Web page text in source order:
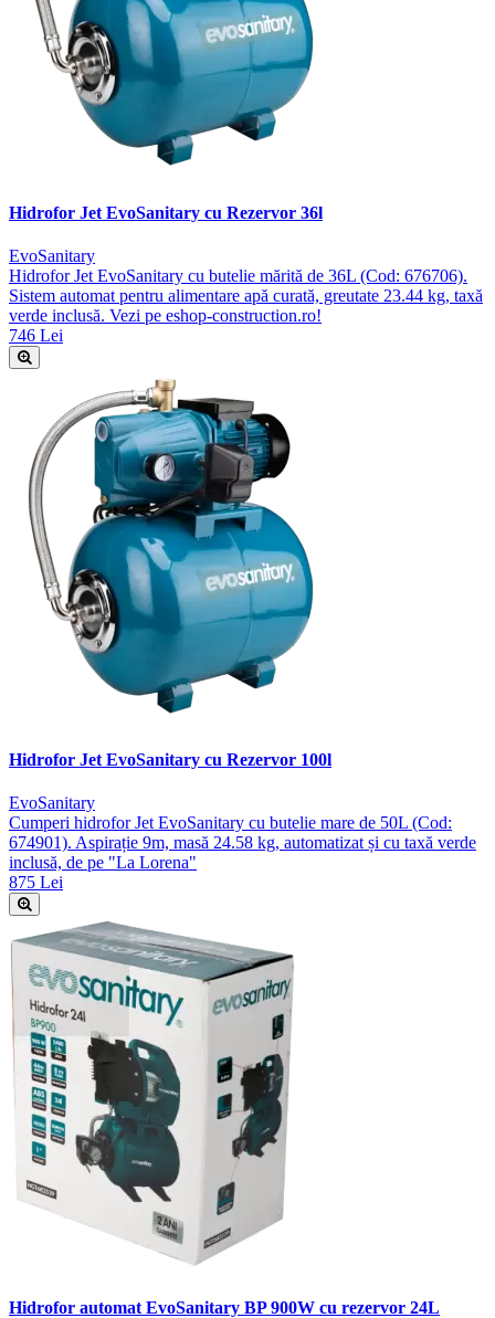
Hidrofor Jet EvoSanitary cu Rezervor 36l
EvoSanitary
Hidrofor Jet EvoSanitary cu butelie mărită de 36L (Cod: 676706).
Sistem automat pentru alimentare apă curată, greutate 23.44 kg, taxă
verde inclusă. Vezi pe eshop-construction.ro!
746 Lei
Hidrofor Jet EvoSanitary cu Rezervor 100l
EvoSanitary
Cumperi hidrofor Jet EvoSanitary cu butelie mare de 50L (Cod:
674901). Aspirație 9m, masă 24.58 kg, automatizat și cu taxă verde
inclusă, de pe "La Lorena"
875 Lei
Hidrofor automat EvoSanitary BP 900W cu rezervor 24L